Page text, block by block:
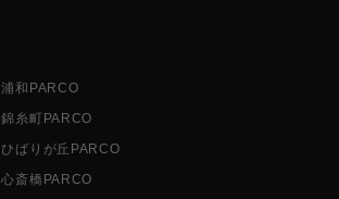
浦和PARCO
錦糸町PARCO
ひばりが丘PARCO
心斎橋PARCO